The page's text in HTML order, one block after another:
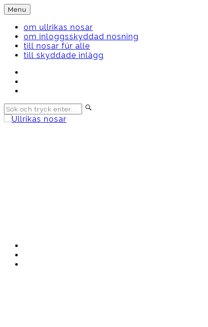
Skip
to
content
Menu
om ullrikas nosar
om inloggsskyddad nosning
till nosar für alle
till skyddade inlägg